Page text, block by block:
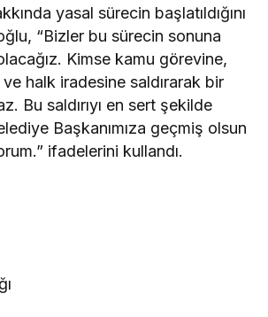
yasal sürecin başlatıldığını
“Bizler bu sürecin sonuna
Kimse kamu görevine,
halk iradesine saldırarak bir
Bu saldırıyı en sert şekilde
Başkanımıza geçmiş olsun
ifadelerini kullandı.